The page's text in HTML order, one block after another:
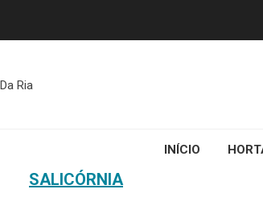
INÍCIO
SALICÓRNIA